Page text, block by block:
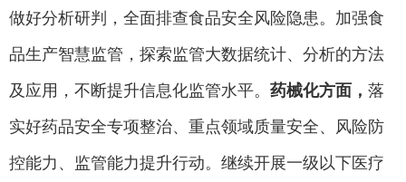
做好分析研判，全面排查食品安全风险隐患。加强食
品生产智慧监管，探索监管大数据统计、分析的方法
及应用，不断提升信息化监管水平。 药械化方面， 落
实好药品安全专项整治、重点领域质量安全、风险防
控能力、监管能力提升行动。继续开展一级以下医疗